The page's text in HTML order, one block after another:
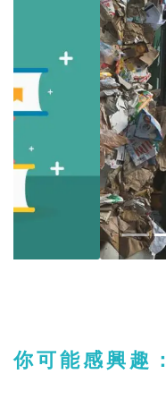
你可能感興趣：